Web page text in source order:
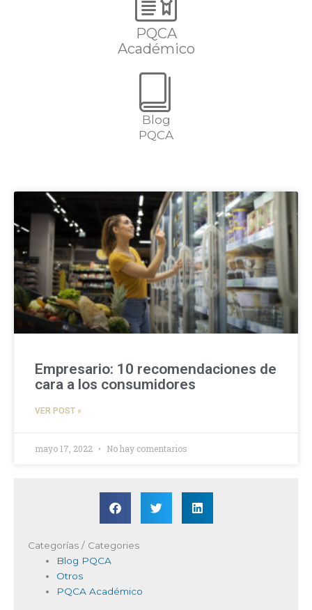
PQCA
Académico
Blog
PQCA
Empresario: 10 recomendaciones de
cara a los consumidores
VER POST »
mayo 17, 2022 No hay comentarios
Categorías / Categories
Blog PQCA
Otros
PQCA Académico